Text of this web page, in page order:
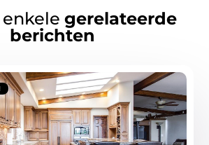
gerelateerde
berichten